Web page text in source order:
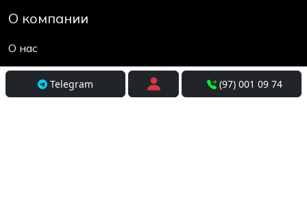
О компании
О нас
Контакты
Социальные сети
Telegram (97) 001 09 74